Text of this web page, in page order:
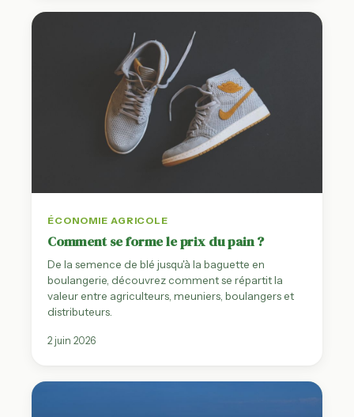
ÉCONOMIE AGRICOLE
Comment se forme le prix du pain ?
De la semence de blé jusqu'à la baguette en
boulangerie, découvrez comment se répartit la
valeur entre agriculteurs, meuniers, boulangers et
distributeurs.
2 juin 2026